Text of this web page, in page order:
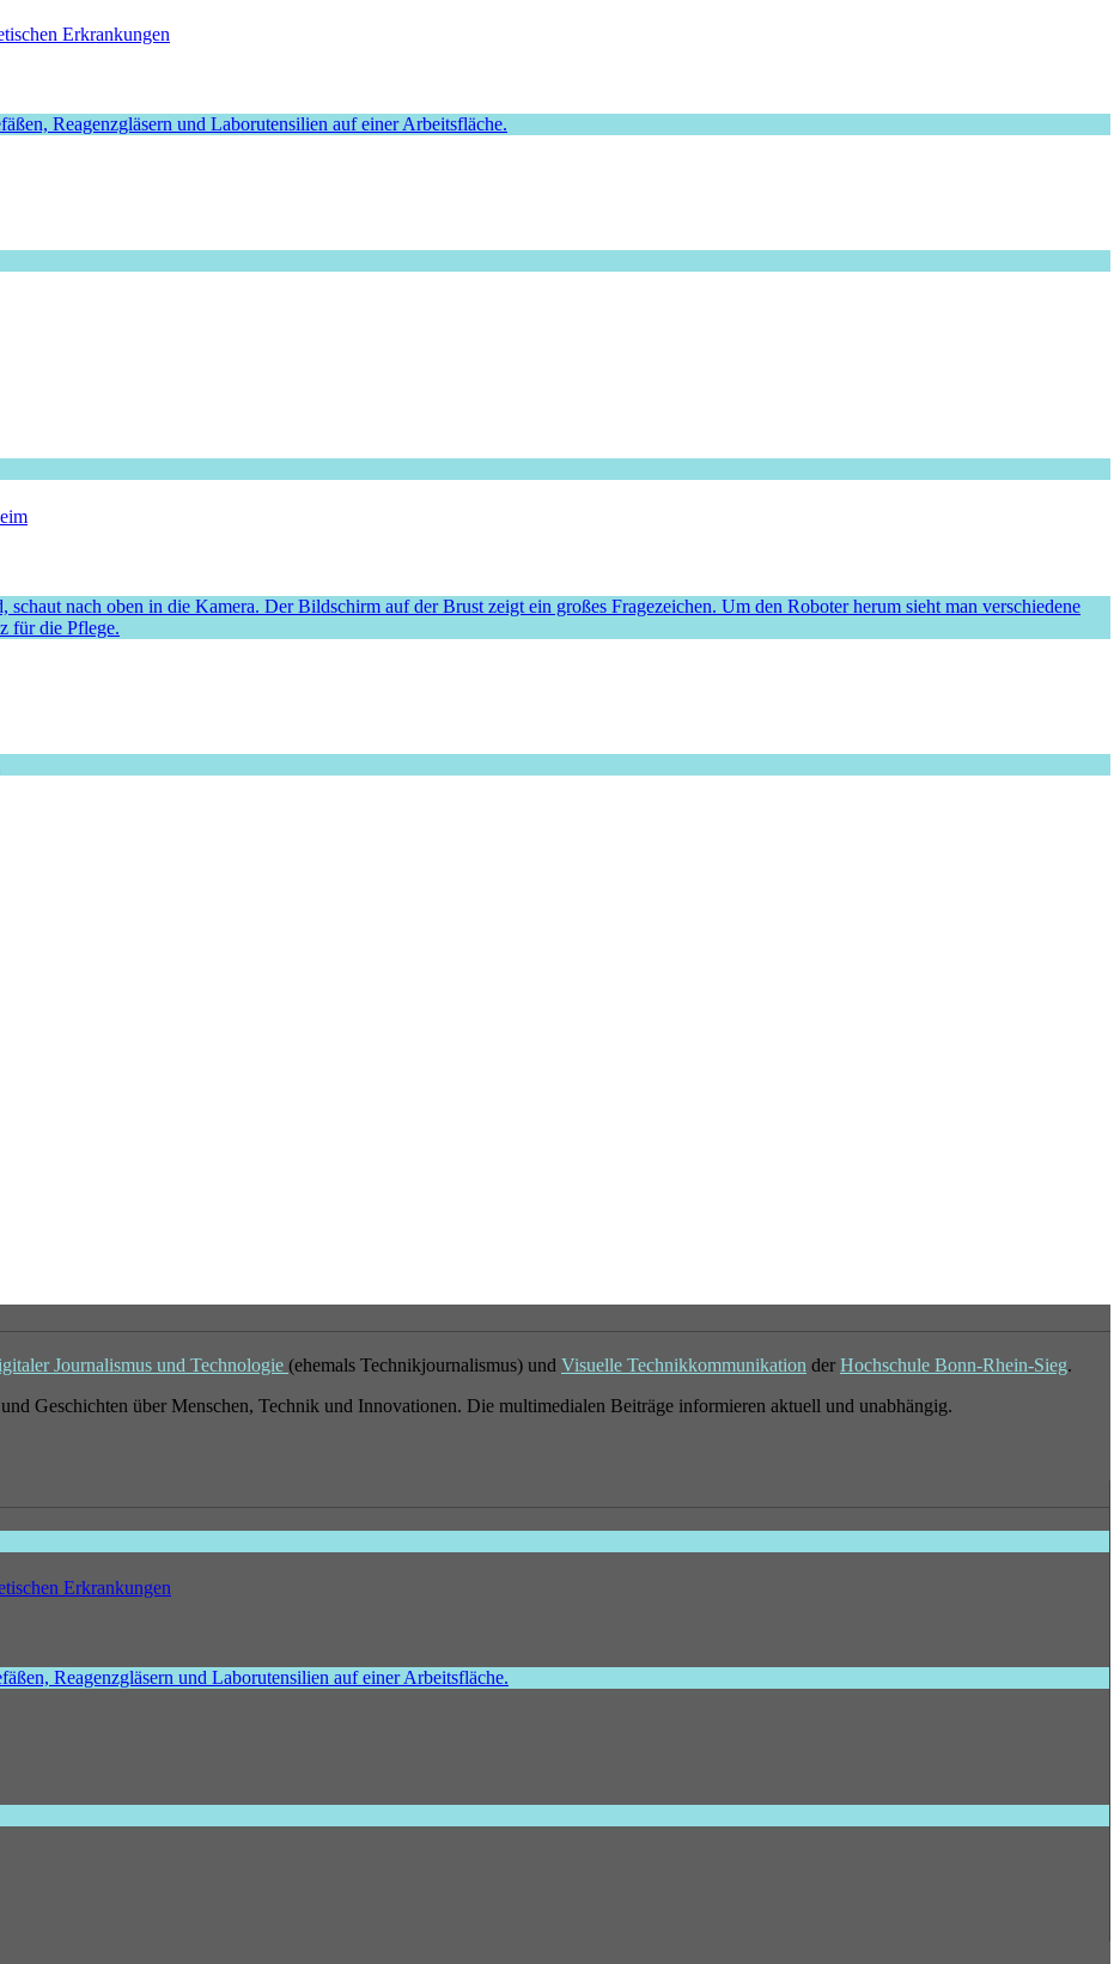
Erkrankungen
Journalismus und Technologie (ehemals Technikjournalismus) und Visuelle Technikkommunikation der Hochschule Bonn-Rhein-Sieg.
Geschichten über Menschen, Technik und Innovationen. Die multimedialen Beiträge informieren aktuell und unabhängig.
Erkrankungen